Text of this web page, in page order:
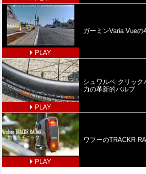
PLAY
ガーミンVaria Vueの
PLAY
シュワルベ クリッ
力の革新的バルブ
PLAY
ワフーのTRACKR